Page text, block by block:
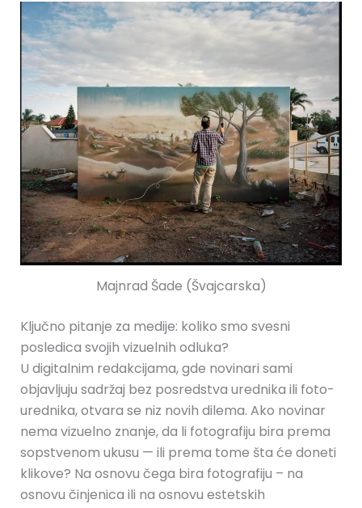
Majnrad Šade (Švajcarska)
Ključno pitanje za medije: koliko smo svesni
posledica svojih vizuelnih odluka?
U digitalnim redakcijama, gde novinari sami
objavljuju sadržaj bez posredstva urednika ili foto-
urednika, otvara se niz novih dilema. Ako novinar
nema vizuelno znanje, da li fotografiju bira prema
sopstvenom ukusu — ili prema tome šta će doneti
klikove? Na osnovu čega bira fotografiju – na
osnovu činjenica ili na osnovu estetskih